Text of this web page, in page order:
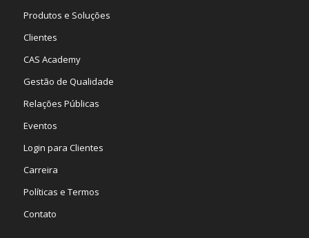
Produtos e Soluções
Clientes
CAS Academy
Gestão de Qualidade
Relações Públicas
Eventos
Login para Clientes
Carreira
Políticas e Termos
Contato